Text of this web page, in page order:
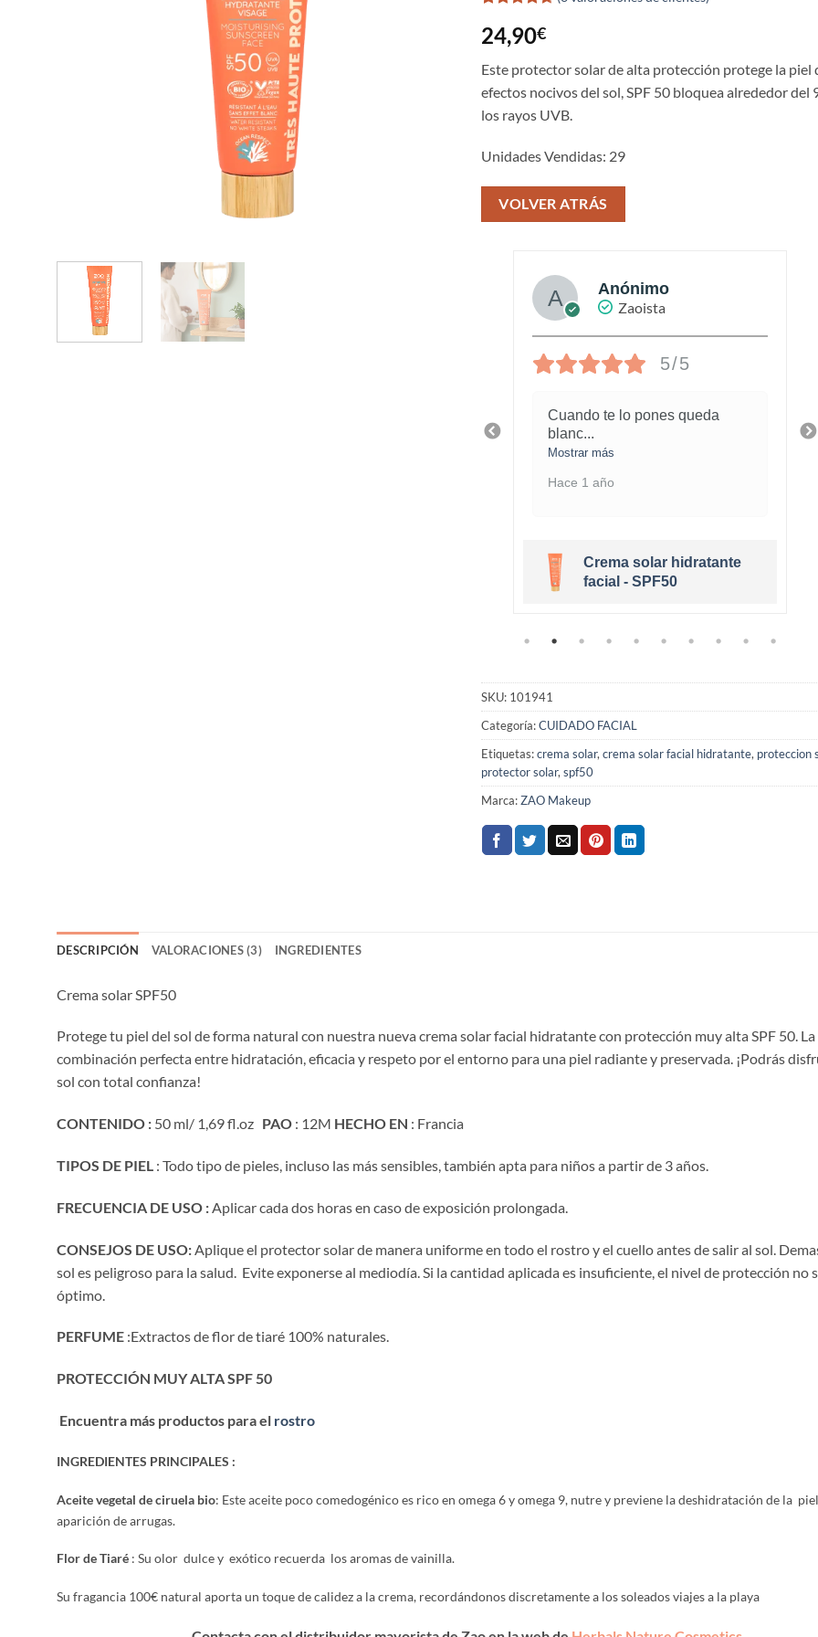
con 4.67
de 5 en
base a
valoraciones
de clientes
24,90€
Este protector solar de alta protección protege la piel
efectos nocivos del sol, SPF 50 bloquea alrededor del
los rayos UVB.
Unidades Vendidas: 29
VOLVER ATRÁS
Anónimo
Zaoista
5/5
Cuando te lo pones queda
blanc...
Mostrar más
Hace 1 año
Crema solar hidratante
facial - SPF50
SKU: 101941
Categoría:CUIDADO FACIAL
Etiquetas:crema solar, crema solar facial hidratante, proteccion
protector solar, spf50
Marca:ZAO Makeup
DESCRIPCIÓN VALORACIONES (3) INGREDIENTES
Crema solar SPF50
Protege tu piel del sol de forma natural con nuestra nueva crema solar facial hidratante con protección muy alta SPF 50. La
combinación perfecta entre hidratación, eficacia y respeto por el entorno para una piel radiante y preservada. ¡Podrás
sol con total confianza!
CONTENIDO : 50 ml/ 1,69 fl.oz PAO : 12M HECHO EN : Francia
TIPOS DE PIEL : Todo tipo de pieles, incluso las más sensibles, también apta para niños a partir de 3 años.
FRECUENCIA DE USO :Aplicar cada dos horas en caso de exposición prolongada.
CONSEJOS DE USO: Aplique el protector solar de manera uniforme en todo el rostro y el cuello antes de salir al sol.
sol es peligroso para la salud. Evite exponerse al mediodía. Si la cantidad aplicada es insuficiente, el nivel de protección no
óptimo.
PERFUME :Extractos de flor de tiaré 100% naturales.
PROTECCIÓN MUY ALTA SPF 50
Encuentra más productos para el rostro
INGREDIENTES PRINCIPALES :
Aceite vegetal de ciruela bio: Este aceite poco comedogénico es rico en omega 6 y omega 9, nutre y previene la deshidratación de la
aparición de arrugas.
Flor de Tiaré : Su olor dulce y exótico recuerda los aromas de vainilla.
Su fragancia 100€ natural aporta un toque de calidez a la crema, recordándonos discretamente a los soleados viajes a la playa